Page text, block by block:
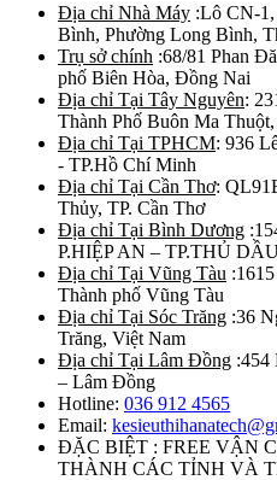
Địa chỉ Nhà Máy :Lô CN-
Bình, Phường Long Bình,
Trụ sở chính :68/81 Phan
phố Biên Hòa, Đồng Nai
Địa chỉ Tại Tây Nguyên:
Thành Phố Buôn Ma
Địa chỉ Tại TPHCM: 936
- TP.Hồ Chí Minh
Địa chỉ Tại Cần Thơ:
Thủy, TP. Cần Thơ
Địa chỉ Tại Bình Dương
P.HIỆP AN – TP.THỦ
Địa chỉ Tại Vũng Tàu
Thành phố Vũng Tàu
Địa chỉ Tại Sóc Trăng :36
Trăng, Việt Nam
Địa chỉ Tại Lâm Đồng :454
– Lâm Đồng
Hotline: 036 912 4565
Email:
ĐẶC BIỆT : FREE VẬN
THÀNH CÁC TỈNH VÀ